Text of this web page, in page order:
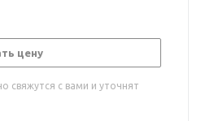
цену
свяжутся с вами и уточнят